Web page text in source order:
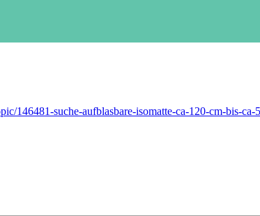
146481-suche-aufblasbare-isomatte-ca-120-cm-bis-ca-